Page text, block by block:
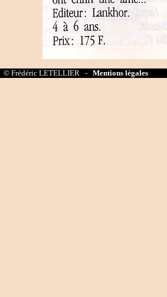
© Frédéric LETELLIER - Mentions légales